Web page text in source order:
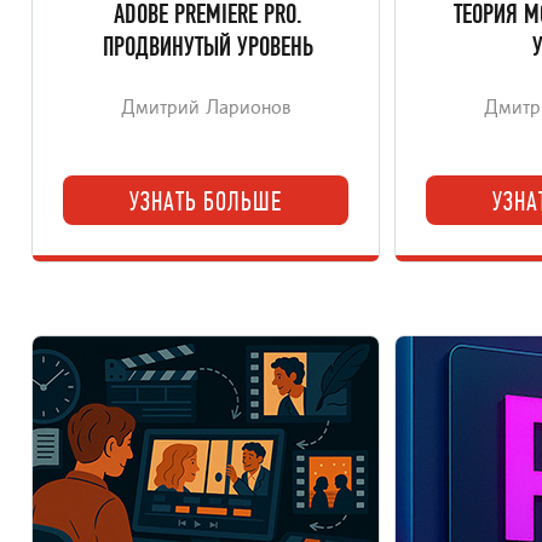
ADOBE PREMIERE PRO.
ПРОДВИНУТЫЙ УРОВЕНЬ
Дмитрий Ларионов
УЗНАТЬ БОЛЬШЕ
ТЕОРИЯ